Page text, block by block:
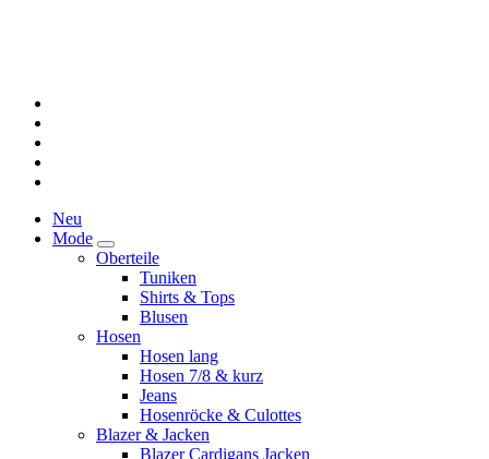
Neu
Mode
Oberteile
Tuniken
Shirts & Tops
Blusen
Hosen
Hosen lang
Hosen 7/8 & kurz
Jeans
Hosenröcke & Culottes
Blazer & Jacken
Blazer Cardigans Jacken